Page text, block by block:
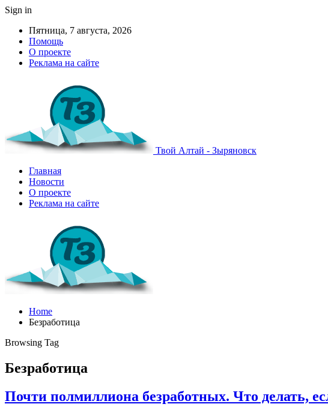
Sign in
Пятница, 7 августа, 2026
Помощь
О проекте
Реклама на сайте
Твой Алтай - Зыряновск
Главная
Новости
О проекте
Реклама на сайте
Home
Безработица
Browsing Tag
Безработица
Почти полмиллиона безработных. Что делать,